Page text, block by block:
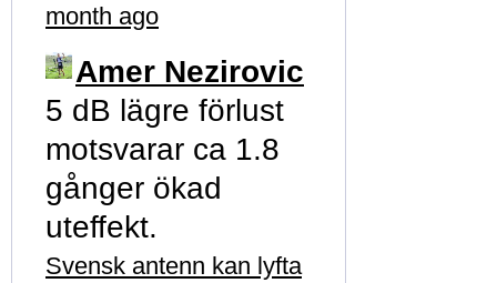
month ago
Amer Nezirovic
5 dB lägre förlust
motsvarar ca 1.8
gånger ökad
uteffekt.
Svensk antenn kan lyfta